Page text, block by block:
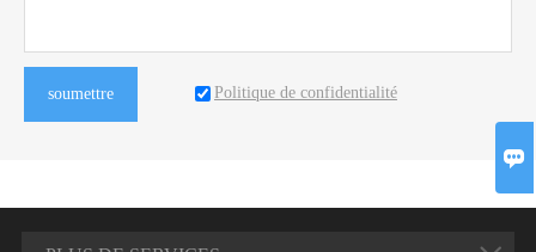
soumettre Politique de confidentialité
